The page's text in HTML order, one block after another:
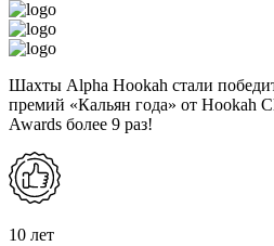
Шахты Alpha Hookah стали
премий «Кальян года» от Hookah
Awards более 9 раз!
10 лет